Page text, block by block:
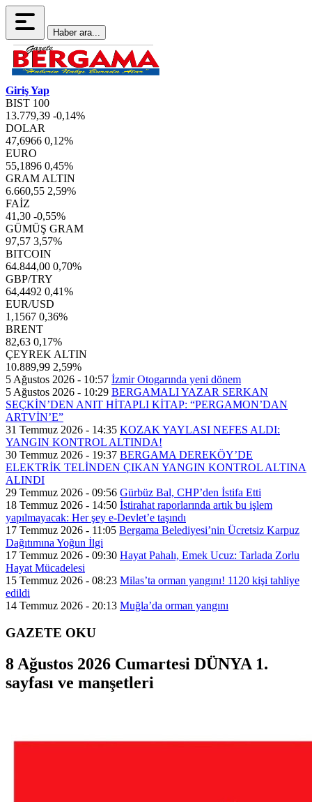
Haber ara...
Giriş Yap
BIST 100
13.779,39 -0,14%
DOLAR
47,6966 0,12%
EURO
55,1896 0,45%
GRAM ALTIN
6.660,55 2,59%
FAİZ
41,30 -0,55%
GÜMÜŞ GRAM
97,57 3,57%
BITCOIN
64.844,00 0,70%
GBP/TRY
64,4492 0,41%
EUR/USD
1,1567 0,36%
BRENT
82,63 0,17%
ÇEYREK ALTIN
10.889,99 2,59%
5 Ağustos 2026 - 10:57 İzmir Otogarında yeni dönem
5 Ağustos 2026 - 10:29 BERGAMALI YAZAR SERKAN
SEÇKİN’DEN ANIT HİTAPLI KİTAP: “PERGAMON’DAN
ARTVİN’E”
31 Temmuz 2026 - 14:35 KOZAK YAYLASI NEFES ALDI:
YANGIN KONTROL ALTINDA!
30 Temmuz 2026 - 19:37 BERGAMA DEREKÖY’DE
ELEKTRİK TELİNDEN ÇIKAN YANGIN KONTROL ALTINA
ALINDI
29 Temmuz 2026 - 09:56 Gürbüz Bal, CHP’den İstifa Etti
18 Temmuz 2026 - 14:50 İstirahat raporlarında artık bu işlem
yapılmayacak: Her şey e-Devlet’e taşındı
17 Temmuz 2026 - 11:05 Bergama Belediyesi’nin Ücretsiz Karpuz
Dağıtımına Yoğun İlgi
17 Temmuz 2026 - 09:30 Hayat Pahalı, Emek Ucuz: Tarlada Zorlu
Hayat Mücadelesi
15 Temmuz 2026 - 08:23 Milas’ta orman yangını! 1120 kişi tahliye
edildi
14 Temmuz 2026 - 20:13 Muğla’da orman yangını
GAZETE OKU
8 Ağustos 2026 Cumartesi DÜNYA 1.
sayfası ve manşetleri